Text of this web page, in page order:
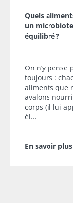
Quels
un microbiote
équilibré ?
On n’y pense
toujours :
aliments que
avalons
corps (il lui
él...
En savoir plus